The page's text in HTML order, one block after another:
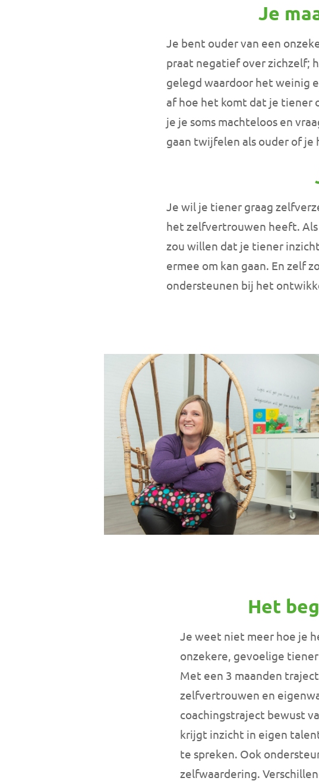
Je
Je bent ouder van een
praat negatief over zichzelf;
gelegd waardoor het weinig
af hoe het komt dat je tiener
je je soms machteloos en
gaan twijfelen als ouder of je
Je wil je tiener graag
het zelfvertrouwen heeft.
zou willen dat je tiener
ermee om kan gaan. En zelf
ondersteunen bij het
Het
Je weet niet meer hoe je
onzekere, gevoelige
Met een 3 maanden
zelfvertrouwen en
coachingstraject bewust
krijgt inzicht in eigen
te spreken. Ook
zelfwaardering.